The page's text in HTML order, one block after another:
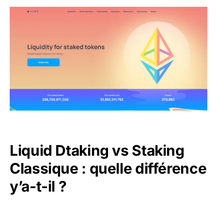
Liquid Dtaking vs Staking
Classique : quelle différence
y’a-t-il ?